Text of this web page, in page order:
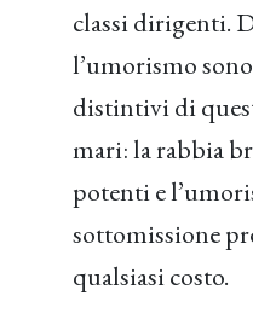
classi dirigenti.
l’umorismo
distintivi di
mari: la rabbia
potenti e
sottomissione
qualsiasi costo.